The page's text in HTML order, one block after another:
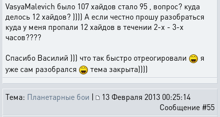
VasyaMalevich было 107 хайдов стало 95 , вопрос? куда
делось 12 хайдов? )))) А если честно прошу разобраться
куда у меня пропали 12 хайдов в течении 2-х - 3-х
часов????
Спасибо Василий ))) что так быстро отреогировали
я
уже сам разобрался
тема закрыта))))
Тема: Планетарные бои |
13 Февраля 2013 00:25:14
Сообщение #55